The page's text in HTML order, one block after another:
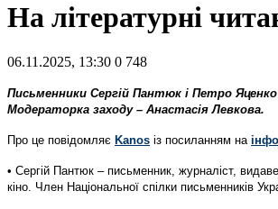
На літературні
06.11.2025, 13:30 0 748
Письменники Сергій Пантюк і Петро
Модераторка заходу – Анастасія Левкова.
Про це повідомляє Kanos із посиланням на
• Сергій Пантюк – письменник, журналіст,
кіно. Член Національної спілки письменників